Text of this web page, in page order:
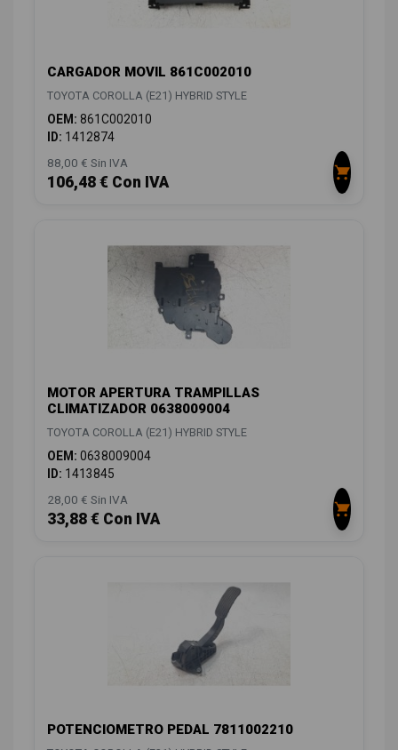
CARGADOR MOVIL 861C002010
TOYOTA COROLLA (E21) HYBRID STYLE
OEM: 861C002010
ID: 1412874
88,00 € Sin IVA
106,48 € Con IVA
MOTOR APERTURA TRAMPILLAS
CLIMATIZADOR 0638009004
TOYOTA COROLLA (E21) HYBRID STYLE
OEM: 0638009004
ID: 1413845
28,00 € Sin IVA
33,88 € Con IVA
POTENCIOMETRO PEDAL 7811002210